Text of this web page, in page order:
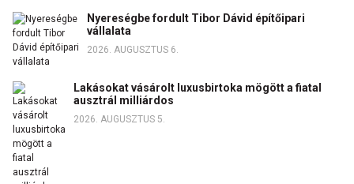
Nyereségbe fordult Tibor Dávid építőipari
vállalata
2026. AUGUSZTUS 6.
Lakásokat vásárolt luxusbirtoka mögött a fiatal
ausztrál milliárdos
2026. AUGUSZTUS 5.